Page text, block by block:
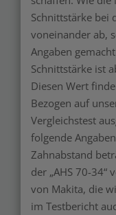
Schnittstärke bei
voneinander ab,
Angaben
Schnittstärke ist
Diesen Wert
Bezogen auf
Vergleichstest
folgende
Zahnabstand
der „AHS 70-34“
von Makita, die
im Testbericht